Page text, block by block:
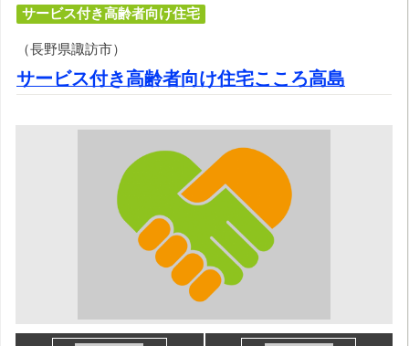
サービス付き高齢者向け住宅
（長野県諏訪市）
サービス付き高齢者向け住宅こころ高島